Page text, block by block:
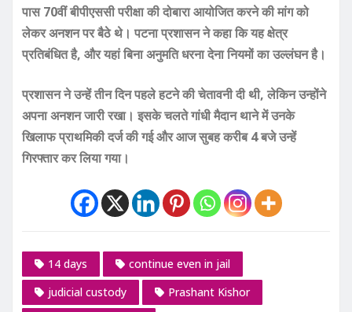
पास 70वीं बीपीएससी परीक्षा की दोबारा आयोजित करने की मांग को
लेकर अनशन पर बैठे थे। पटना प्रशासन ने कहा कि यह क्षेत्र
प्रतिबंधित है, और यहां बिना अनुमति धरना देना नियमों का उल्लंघन है।
प्रशासन ने उन्हें तीन दिन पहले हटने की चेतावनी दी थी, लेकिन उन्होंने
अपना अनशन जारी रखा। इसके चलते गांधी मैदान थाने में उनके
खिलाफ प्राथमिकी दर्ज की गई और आज सुबह करीब 4 बजे उन्हें
गिरफ्तार कर लिया गया।
14 days
continue even in jail
judicial custody
Prashant Kishor